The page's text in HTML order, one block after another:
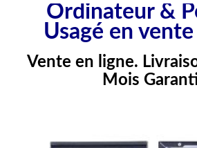
Ordinateur &
Usagé en vente
Vente en ligne.
Mois